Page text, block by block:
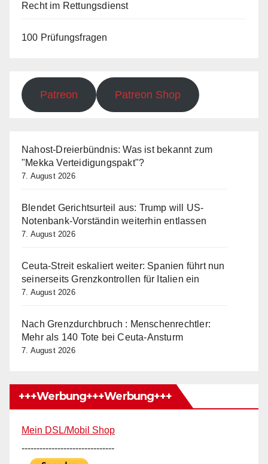
Recht im Rettungsdienst
100 Prüfungsfragen
Patreon Patreon Shop
Nahost-Dreierbündnis: Was ist bekannt zum
"Mekka Verteidigungspakt"?
7. August 2026
Blendet Gerichtsurteil aus: Trump will US-
Notenbank-Vorständin weiterhin entlassen
7. August 2026
Ceuta-Streit eskaliert weiter: Spanien führt nun
seinerseits Grenzkontrollen für Italien ein
7. August 2026
Nach Grenzdurchbruch : Menschenrechtler:
Mehr als 140 Tote bei Ceuta-Ansturm
7. August 2026
+++Werbung+++Werbung+++
Mein DSL/Mobil Shop
-------------------------------